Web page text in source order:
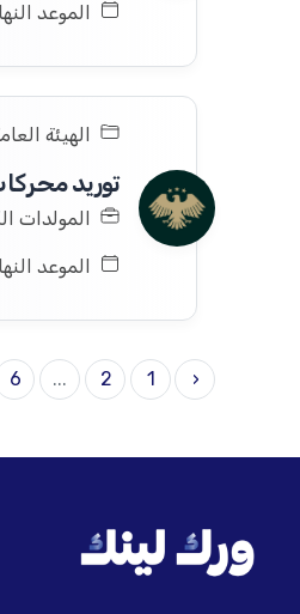
الموعد النهائي: 29/
الهيئة
توريد
المولدات
الموعد النهائي: 23/
‹
1
2
...
6